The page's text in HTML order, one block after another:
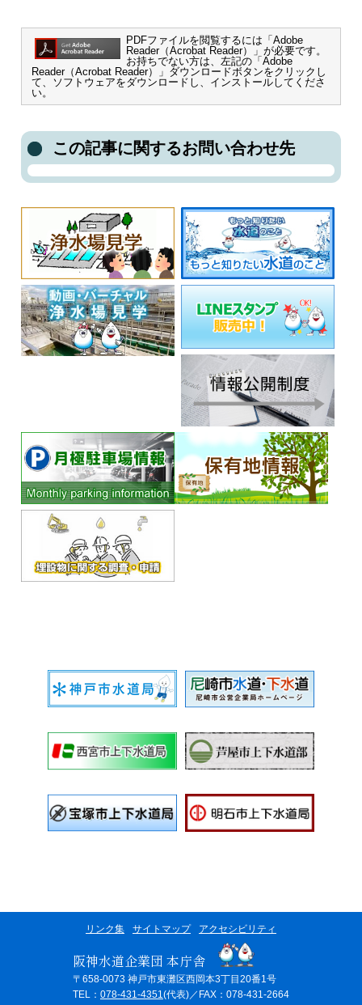
PDFファイルを閲覧するには「Adobe
Reader（Acrobat Reader）」が必要です。
お持ちでない方は、左記の「Adobe
Reader（Acrobat Reader）」ダウンロードボタンをクリックし
て、ソフトウェアをダウンロードし、インストールしてくださ
い。
この記事に関するお問い合わせ先
阪神水道企業団 本庁舎
〒658-0073 神戸市東灘区西岡本3丁目20番1号
TEL： 078-431-4351 (代表)／FAX：078-431-2664
リンク集 サイトマップ アクセシビリティ